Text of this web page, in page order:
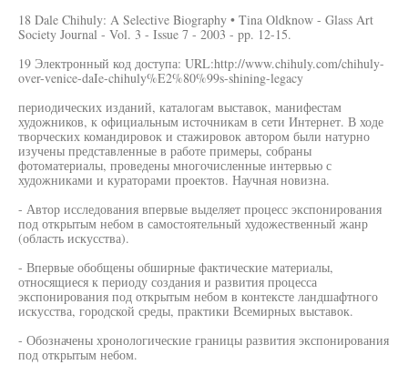
18 Dale Chihuly: A Selective Biography • Tina Oldknow - Glass Art
Society Journal - Vol. 3 - Issue 7 - 2003 - pp. 12-15.
19 Электронный код доступа: URL:http://www.chihuly.com/chihuly-
over-venice-daIe-chihuly%E2%80%99s-shining-legacy
периодических изданий, каталогам выставок, манифестам
художников, к официальным источникам в сети Интернет. В ходе
творческих командировок и стажировок автором были натурно
изучены представленные в работе примеры, собраны
фотоматериалы, проведены многочисленные интервью с
художниками и кураторами проектов. Научная новизна.
- Автор исследования впервые выделяет процесс экспонирования
под открытым небом в самостоятельный художественный жанр
(область искусства).
- Впервые обобщены обширные фактические материалы,
относящиеся к периоду создания и развития процесса
экспонирования под открытым небом в контексте ландшафтного
искусства, городской среды, практики Всемирных выставок.
- Обозначены хронологические границы развития экспонирования
под открытым небом.